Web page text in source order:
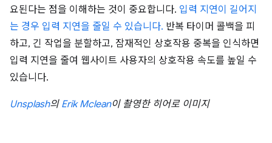
요된다는 점을 이해하는 것이 중요합니다. 입력 지연이 길어지
는 경우 입력 지연을 줄일 수 있습니다. 반복 타이머 콜백을 피
하고, 긴 작업을 분할하고, 잠재적인 상호작용 중복을 인식하면
입력 지연을 줄여 웹사이트 사용자의 상호작용 속도를 높일 수
있습니다.
Unsplash의 Erik Mclean이 촬영한 히어로 이미지